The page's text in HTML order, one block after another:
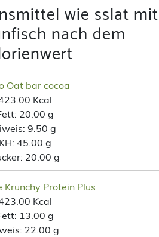
wie sslat mit
nach dem
Oat bar cocoa
Kcal
20.00 g
9.50 g
KH: 45.00 g
20.00 g
Krunchy Protein Plus
Kcal
13.00 g
22.00 g